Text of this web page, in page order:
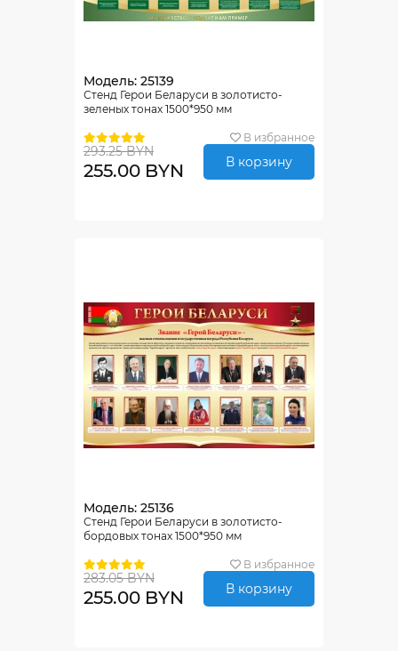
Модель: 25139
Стенд Герои Беларуси в золотисто-
зеленых тонах 1500*950 мм
В избранное
293.25 BYN
255.00 BYN В корзину
Модель: 25136
Стенд Герои Беларуси в золотисто-
бордовых тонах 1500*950 мм
В избранное
283.05 BYN
255.00 BYN В корзину